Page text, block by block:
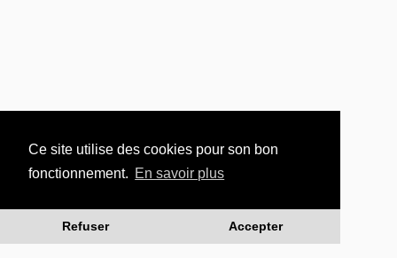
Ce site utilise des cookies pour son bon
fonctionnement. En savoir plus
Refuser Accepter